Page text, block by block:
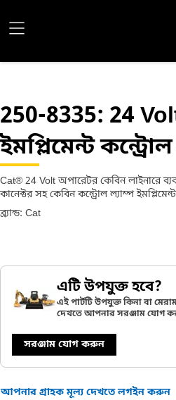
250-8335: 24
ইমপ্লিমেন্ট
Cat® 24 Volt অপারেটর কেবিন লাইনারে
কানেক্টর সহ কেবিন কন্ট্রোল ল্যাম্প
ব্র্যান্ড: Cat
এটি উপযুক্ত হবে?
এই পার্টটি উপযুক্ত কিনা বা
দেখতে আপনার সরঞ্জাম যোগ
সরঞ্জাম যোগ করুন
আপনার গ্রাহক মূল্য দেখতে লগইন করুন